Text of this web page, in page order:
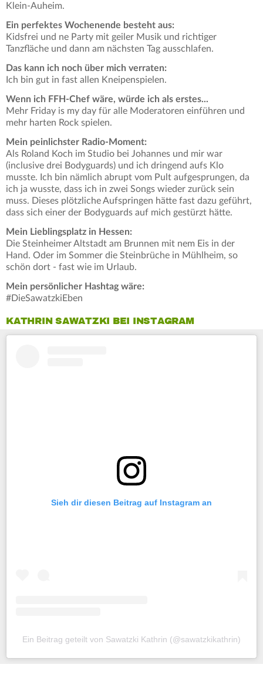
Klein-Auheim.
Ein perfektes Wochenende besteht aus:
Kidsfrei und ne Party mit geiler Musik und richtiger
Tanzfläche und dann am nächsten Tag ausschlafen.
Das kann ich noch über mich verraten:
Ich bin gut in fast allen Kneipenspielen.
Wenn ich FFH-Chef wäre, würde ich als erstes...
Mehr Friday is my day für alle Moderatoren einführen und
mehr harten Rock spielen.
Mein peinlichster Radio-Moment:
Als Roland Koch im Studio bei Johannes und mir war
(inclusive drei Bodyguards) und ich dringend aufs Klo
musste. Ich bin nämlich abrupt vom Pult aufgesprungen, da
ich ja wusste, dass ich in zwei Songs wieder zurück sein
muss. Dieses plötzliche Aufspringen hätte fast dazu geführt,
dass sich einer der Bodyguards auf mich gestürzt hätte.
Mein Lieblingsplatz in Hessen:
Die Steinheimer Altstadt am Brunnen mit nem Eis in der
Hand. Oder im Sommer die Steinbrüche in Mühlheim, so
schön dort - fast wie im Urlaub.
Mein persönlicher Hashtag wäre:
#DieSawatzkiEben
KATHRIN SAWATZKI BEI INSTAGRAM
Sieh dir diesen Beitrag auf Instagram an
Ein Beitrag geteilt von Sawatzki Kathrin (@sawatzkikathrin)